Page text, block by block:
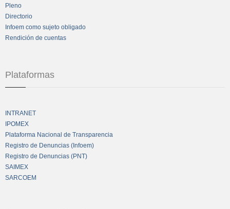
Pleno
Directorio
Infoem como sujeto obligado
Rendición de cuentas
Plataformas
INTRANET
IPOMEX
Plataforma Nacional de Transparencia
Registro de Denuncias (Infoem)
Registro de Denuncias (PNT)
SAIMEX
SARCOEM